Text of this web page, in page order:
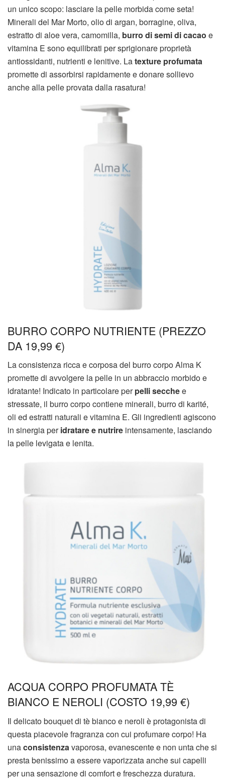
un unico scopo: lasciare la pelle morbida come seta!
Minerali del Mar Morto, olio di argan, borragine, oliva,
estratto di aloe vera, camomilla, burro di semi di cacao e
vitamina E sono equilibrati per sprigionare proprietà
antiossidanti, nutrienti e lenitive. Latexture profumata
promette di assorbirsi rapidamente e donare sollievo
anche alla pelle provata dalla rasatura!
BURRO CORPO NUTRIENTE (PREZZO
DA 19,99 €)
La consistenza ricca e corposa del burro corpo Alma K
promette di avvolgere la pelle in un abbraccio morbido e
idratante! Indicato in particolare perpelli secchee
stressate, il burro corpo contiene minerali, burro di karité,
oli ed estratti naturali e vitamina E. Gli ingredienti agiscono
in sinergia peridratare e nutrire intensamente, lasciando
la pelle levigata e lenita.
ACQUA CORPO PROFUMATA TÈ
BIANCO E NEROLI (COSTO 19,99 €)
Il delicato bouquet di tè bianco e neroli è protagonista di
questa piacevole fragranza con cui profumare corpo! Ha
unaconsistenzavaporosa, evanescente e non unta che si
presta benissimo a essere vaporizzata anche sui capelli
per una sensazione di comfort e freschezza duratura.